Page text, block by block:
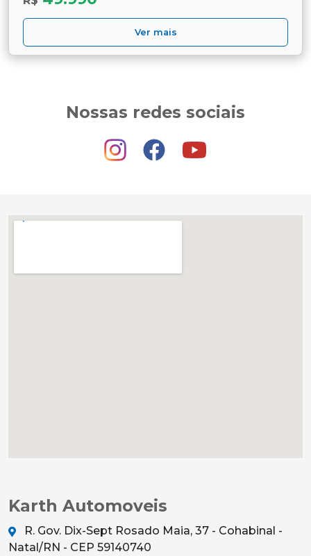
Ver mais
Nossas redes sociais
Karth Automoveis
R. Gov. Dix-Sept Rosado Maia, 37 - Cohabinal -
Natal/RN - CEP 59140740